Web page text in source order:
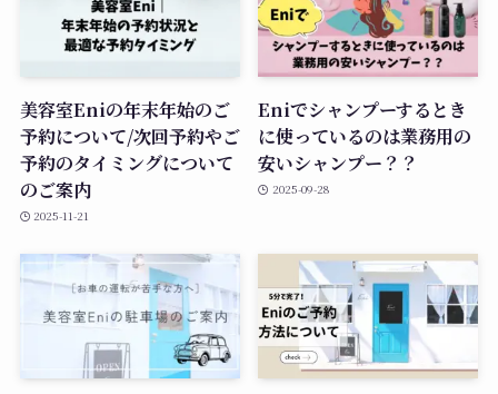
美容室Eniの年末年始のご
予約について/次回予約やご
予約のタイミングについて
のご案内
2025-11-21
Eniでシャンプーするとき
に使っているのは業務用の
安いシャンプー？？
2025-09-28